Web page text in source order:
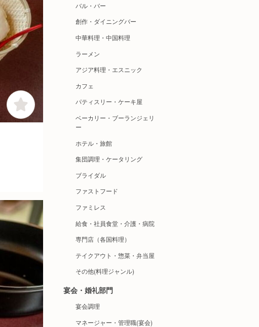
バル・バー
創作・ダイニングバー
中華料理・中国料理
ラーメン
アジア料理・エスニック
カフェ
パティスリー・ケーキ屋
ベーカリー・ブーランジェリ
ー
ホテル・旅館
集団調理・ケータリング
ブライダル
ファストフード
ファミレス
給食・社員食堂・介護・病院
専門店（各国料理）
テイクアウト・惣菜・弁当屋
その他(料理ジャンル)
宴会・婚礼部門
宴会調理
マネージャー・管理職(宴会)